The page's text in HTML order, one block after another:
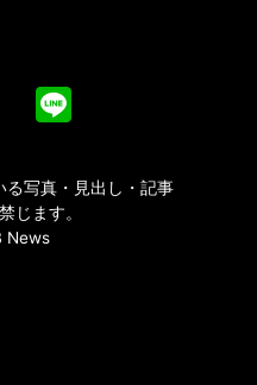
る写真・見出し・記事
じます。
News